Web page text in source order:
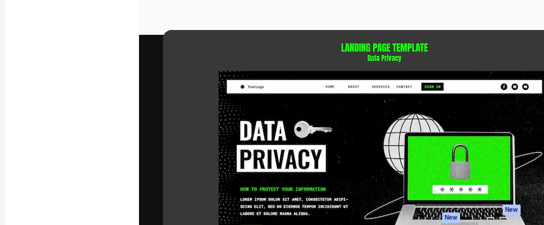
Vídeos
A plataforma criativa para você direcionar
seu melhor trabalho. Mais de 1 milhão de
assinantes entre criativos, empresas,
agências e estúdios.
Português
Produtos
Assistente de IA
Gerador de
imagens
Gerador de vídeos
Texto para voz
Conteúdo de stock
MCP para
New
Começar
Academy
Documentação
Atendimento
Termos e
condições
Política de
privacidade
Originais New